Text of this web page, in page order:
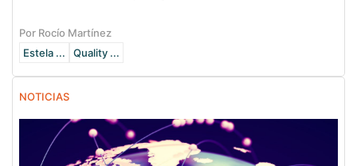
Por Rocío Martínez
Estela ...
Quality ...
NOTICIAS